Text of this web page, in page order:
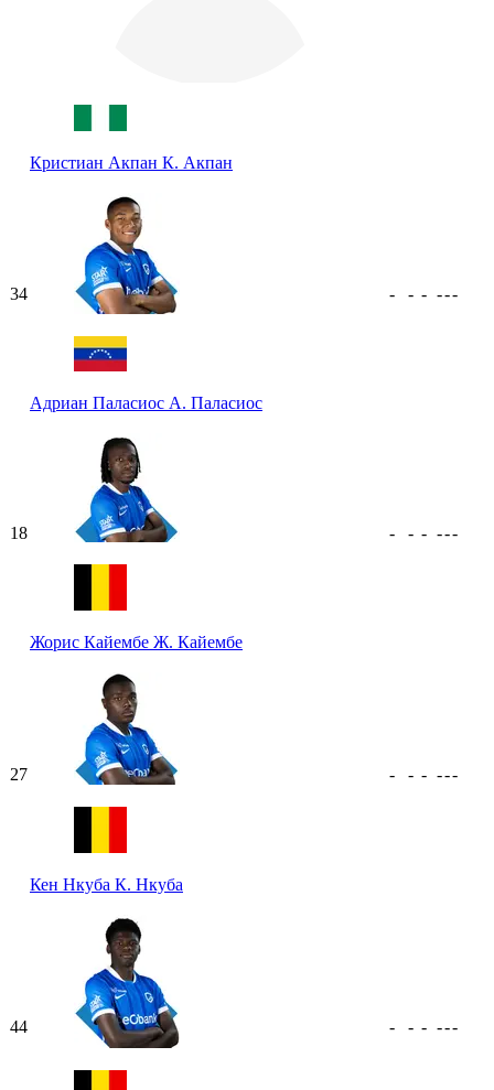
Кристиан Акпан К. Акпан
34
Адриан Паласиос А. Паласиос
- - - ---
18
Жорис Кайембе Ж. Кайембе
- - - ---
27
Кен Нкуба К. Нкуба
- - - ---
44 - - - ---